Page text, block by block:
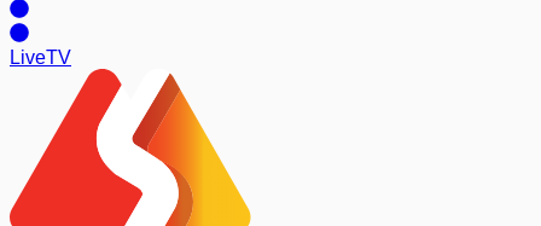
LiveTV